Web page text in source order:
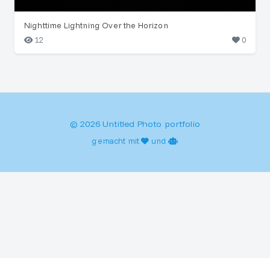
Nighttime Lightning Over the Horizon
12
0
© 2026 Untitled Photo portfolio
gemacht mit und